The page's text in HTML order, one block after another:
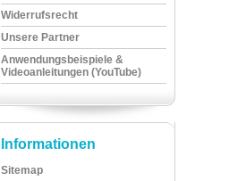
Widerrufsrecht
Unsere Partner
Anwendungsbeispiele &
Videoanleitungen (YouTube)
Informationen
Sitemap